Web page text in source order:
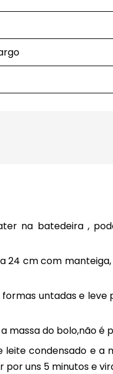
na batedeira ,
24 cm com
formas untadas e
massa do bolo,não é
leite condensado e a
uns 5 minutos e